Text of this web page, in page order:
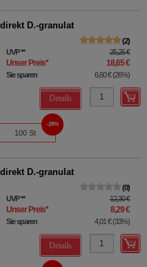
D.-granulat
2
UVP** 25,25 €
Unser Preis* 18,65 €
Sie sparen 6,60 €(26%)
Details
100 St
28%
D.-granulat
0
UVP** 12,30 €
Unser Preis* 8,29 €
Sie sparen 4,01 €(33%)
Details